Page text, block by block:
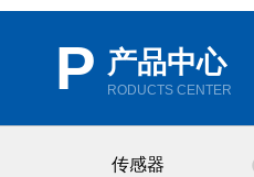
P 产品中心
RODUCTS CENTER
传感器